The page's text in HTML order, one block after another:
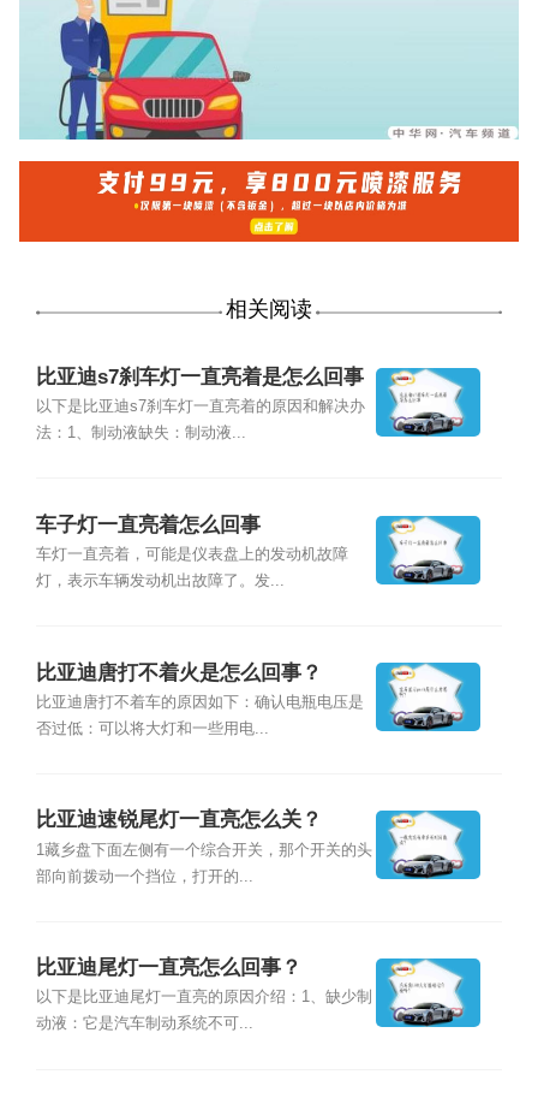
相关阅读
比亚迪s7刹车灯一直亮着是怎么回事
以下是比亚迪s7刹车灯一直亮着的原因和解决办
法：1、制动液缺失：制动液...
车子灯一直亮着怎么回事
车灯一直亮着，可能是仪表盘上的发动机故障
灯，表示车辆发动机出故障了。发...
比亚迪唐打不着火是怎么回事？
比亚迪唐打不着车的原因如下：确认电瓶电压是
否过低：可以将大灯和一些用电...
比亚迪速锐尾灯一直亮怎么关？
1藏乡盘下面左侧有一个综合开关，那个开关的头
部向前拨动一个挡位，打开的...
比亚迪尾灯一直亮怎么回事？
以下是比亚迪尾灯一直亮的原因介绍：1、缺少制
动液：它是汽车制动系统不可...